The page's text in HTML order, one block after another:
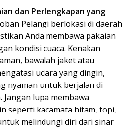
dan Perlengkapan yang
Pelangi berlokasi di daerah
Anda membawa pakaian
kondisi cuaca. Kenakan
bawalah jaket atau
udara yang dingin,
nyaman untuk berjalan di
lupa membawa
seperti kacamata hitam, topi,
melindungi diri dari sinar